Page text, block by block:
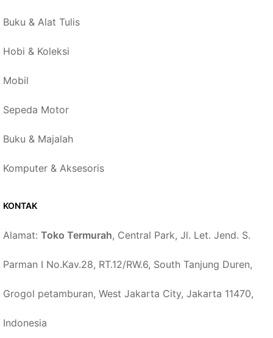
Buku & Alat Tulis
Hobi & Koleksi
Mobil
Sepeda Motor
Buku & Majalah
Komputer & Aksesoris
KONTAK
Alamat: Toko Termurah, Central Park, Jl. Let. Jend. S.
Parman I No.Kav.28, RT.12/RW.6, South Tanjung Duren,
Grogol petamburan, West Jakarta City, Jakarta 11470,
Indonesia